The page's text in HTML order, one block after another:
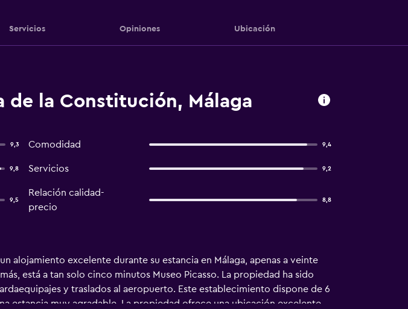
Servicios Opiniones Ubicación
de la Constitución, Málaga
9,3 Comodidad 9,4
9,8 Servicios 9,2
9,5
Relación calidad-
precio
8,8
alojamiento excelente durante su estancia en Málaga, apenas a veinte
está a tan solo cinco minutos Museo Picasso. La propiedad ha sido
y traslados al aeropuerto. Este establecimiento dispone de 6
estancia muy agradable. La propiedad ofrece una ubicación excelente,